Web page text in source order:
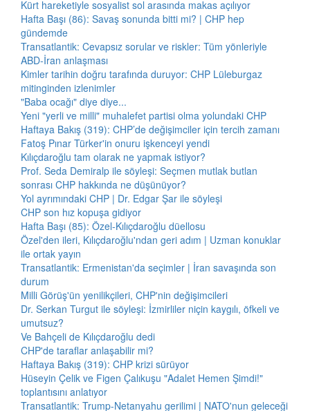
Kürt hareketiyle sosyalist sol arasında makas açılıyor
Hafta Başı (86): Savaş sonunda bitti mi? | CHP hep
gündemde
Transatlantik: Cevapsız sorular ve riskler: Tüm yönleriyle
ABD-İran anlaşması
Kimler tarihin doğru tarafında duruyor: CHP Lüleburgaz
mitinginden izlenimler
"Baba ocağı" diye diye...
Yeni "yerli ve milli" muhalefet partisi olma yolundaki CHP
Haftaya Bakış (319): CHP’de değişimciler için tercih zamanı
Fatoş Pınar Türker'in onuru işkenceyi yendi
Kılıçdaroğlu tam olarak ne yapmak istiyor?
Prof. Seda Demiralp ile söyleşi: Seçmen mutlak butlan
sonrası CHP hakkında ne düşünüyor?
Yol ayrımındaki CHP | Dr. Edgar Şar ile söyleşi
CHP son hız kopuşa gidiyor
Hafta Başı (85): Özel-Kılıçdaroğlu düellosu
Özel'den ileri, Kılıçdaroğlu'ndan geri adım | Uzman konuklar
ile ortak yayın
Transatlantik: Ermenistan'da seçimler | İran savaşında son
durum
Milli Görüş'ün yenilikçileri, CHP'nin değişimcileri
Dr. Serkan Turgut ile söyleşi: İzmirliler niçin kaygılı, öfkeli ve
umutsuz?
Ve Bahçeli de Kılıçdaroğlu dedi
CHP'de taraflar anlaşabilir mi?
Haftaya Bakış (319): CHP krizi sürüyor
Hüseyin Çelik ve Figen Çalıkuşu "Adalet Hemen Şimdi!"
toplantısını anlatıyor
Transatlantik: Trump-Netanyahu gerilimi | NATO'nun geleceği